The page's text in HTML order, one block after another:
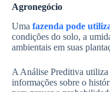
Agronegócio
Uma fazenda pode
condições do solo, a
ambientais em suas
A Análise Preditiva utiliza
informações sobre o